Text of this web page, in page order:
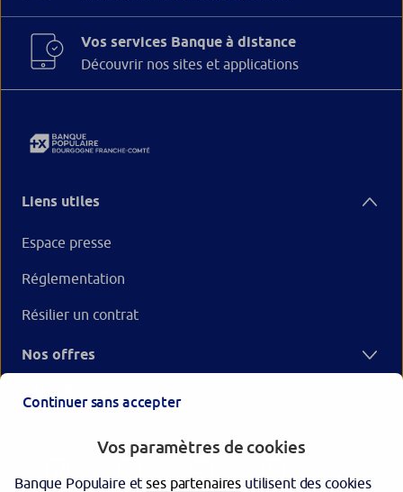
Vos services Banque à distance
Découvrir nos sites et applications
Liens utiles
Espace presse
Réglementation
Résilier un contrat
Nos offres
Continuer sans accepter
Vos paramètres de cookies
Banque Populaire etses partenaires utilisent des cookies